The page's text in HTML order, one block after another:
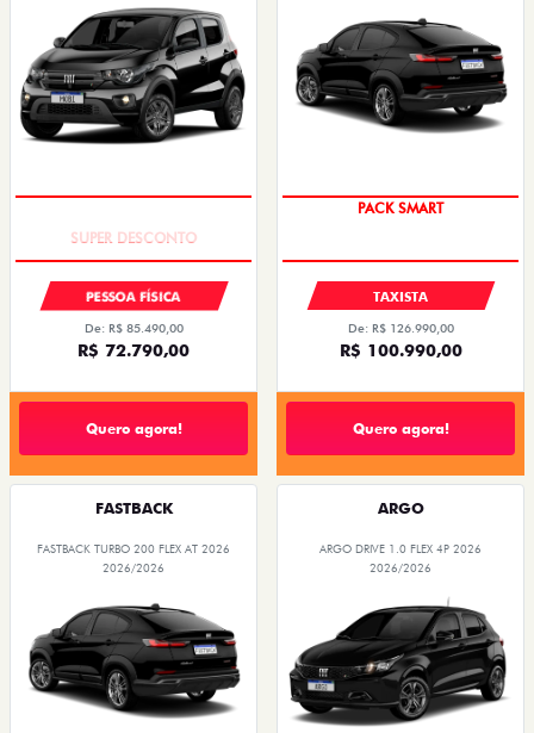
PESSOA FÍSICA
De: R$ 85.490,00
R$ 72.790,00
Quero agora!
PACK SMART
TAXISTA
De: R$ 126.990,00
R$ 100.990,00
Quero agora!
FASTBACK
FASTBACK TURBO 200 FLEX AT 2026
2026/2026
ARGO
ARGO DRIVE 1.0 FLEX 4P 2026
2026/2026